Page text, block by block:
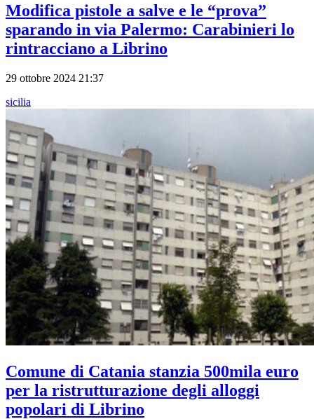
Modifica pistole a salve e le “prova”
sparando in via Palermo: Carabinieri lo
rintracciano a Librino
29 ottobre 2024 21:37
sicilia
Comune di Catania stanzia 500mila euro
per la ristrutturazione degli alloggi
popolari di Librino